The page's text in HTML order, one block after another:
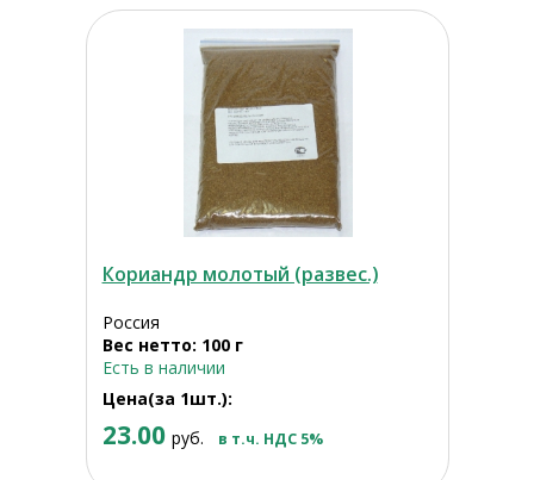
Кориандр молотый (развес.)
Россия
Вес нетто: 100 г
Есть в наличии
Цена(за 1шт.):
23.00 руб. в т.ч. НДС 5%